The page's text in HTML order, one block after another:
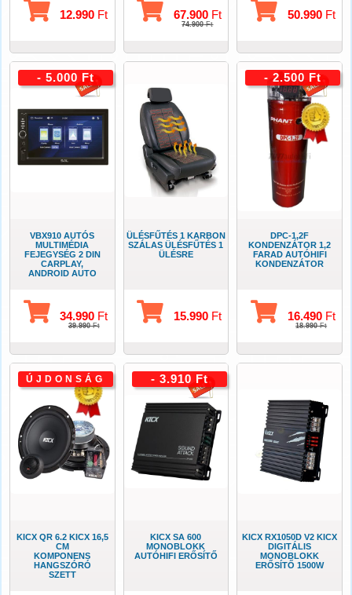
12.990 Ft 67.900Ft
74.900Ft
50.990Ft
VBX910 AUTÓS
MULTIMÉDIA
FEJEGYSÉG 2 DIN
CARPLAY,
ANDROID AUTO
34.990 Ft
39.990Ft
- 5.000 Ft
ÜLÉSFŰTÉS 1 KARBON
SZÁLAS ÜLÉSFŰTÉS 1
ÜLÉSRE
15.990Ft
DPC-1,2F
KONDENZÁTOR 1,2
FARAD AUTÓHIFI
KONDENZÁTOR
16.490Ft
18.990Ft
- 2.500 Ft
KICX QR 6.2 KICX 16,5
CM
KOMPONENS
HANGSZÓRÓ
SZETT
ÚJDONSÁG
KICX SA 600
MONOBLOKK
AUTÓHIFI ERŐSÍTŐ
- 3.910 Ft
KICX RX1050D V2 KICX
DIGITÁLIS
MONOBLOKK
ERŐSÍTŐ 1500W